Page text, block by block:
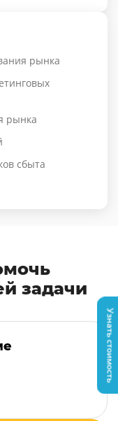
рынка
рынка
сбыта
задачи
Узнать стоимость